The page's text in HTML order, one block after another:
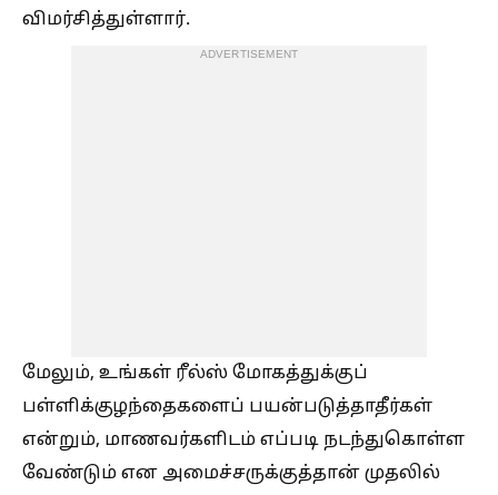
விமர்சித்துள்ளார்.
ADVERTISEMENT
மேலும், உங்கள் ரீல்ஸ் மோகத்துக்குப்
பள்ளிக்குழந்தைகளைப் பயன்படுத்தாதீர்கள்
என்றும், மாணவர்களிடம் எப்படி நடந்துகொள்ள
வேண்டும் என அமைச்சருக்குத்தான் முதலில்